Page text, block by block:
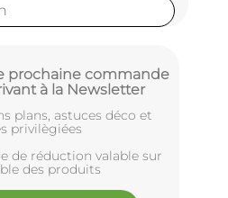
prochaine commande
à la Newsletter
plans, astuces déco et
privilègiées
de réduction valable sur
des produits